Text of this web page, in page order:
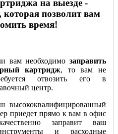
на выезде -
которая позволит вам
время!
вам необходимо заправить
картридж, то вам не
отвозить его в
центр.
высококвалифицированный
приедет прямо к вам в офис
заправит ваш
и расходные